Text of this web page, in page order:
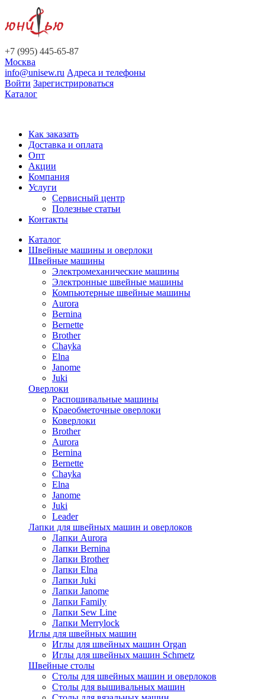
+7 (995) 445-65-87
Москва
info@unisew.ru Адреса и телефоны
Войти Зарегистрироваться
Каталог
Как заказать
Доставка и оплата
Опт
Акции
Компания
Услуги
Сервисный центр
Полезные статьи
Контакты
Каталог
Швейные машины и оверлоки
Швейные машины
Электромеханические машины
Электронные швейные машины
Компьютерные швейные машины
Aurora
Bernina
Bernette
Brother
Chayka
Elna
Janome
Juki
Оверлоки
Распошивальные машины
Краеобметочные оверлоки
Коверлоки
Brother
Aurora
Bernina
Bernette
Chayka
Elna
Janome
Juki
Leader
Лапки для швейных машин и оверлоков
Лапки Aurora
Лапки Bernina
Лапки Brother
Лапки Elna
Лапки Juki
Лапки Janome
Лапки Family
Лапки Sew Line
Лапки Merrylock
Иглы для швейных машин
Иглы для швейных машин Organ
Иглы для швейных машин Schmetz
Швейные столы
Столы для швейных машин и оверлоков
Столы для вышивальных машин